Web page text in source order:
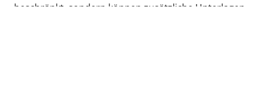
beschränkt, sondern können zusätzliche Unterlagen